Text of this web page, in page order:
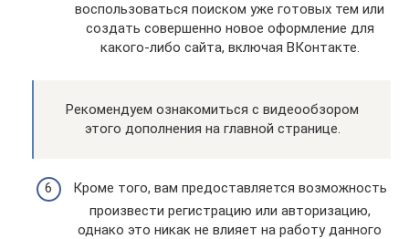
воспользоваться поиском уже готовых тем или
создать совершенно новое оформление для
какого-либо сайта, включая ВКонтакте.
Рекомендуем ознакомиться с видеообзором
этого дополнения на главной странице.
Кроме того, вам предоставляется возможность
произвести регистрацию или авторизацию,
однако это никак не влияет на работу данного